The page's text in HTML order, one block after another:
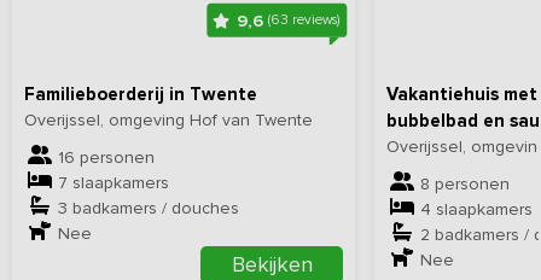
9,6 (63 reviews)
Familieboerderij in Twente
Overijssel, omgeving Hof van Twente
16 personen
7 slaapkamers
3 badkamers / douches
Nee
Bekijken
Vakantiehuis
bubbelbad en
Overijssel,
8 personen
4 slaapkamers
2 badkamers /
Nee